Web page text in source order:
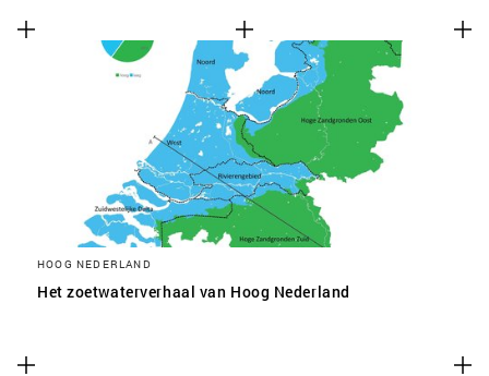
HOOG NEDERLAND
Het zoetwaterverhaal van Hoog Nederland